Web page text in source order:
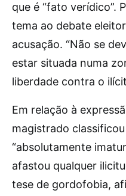
que é “fato verídico”.
tema ao debate
acusação. “Não se
estar situada numa
liberdade contra o
Em relação à
magistrado
“absolutamente
afastou qualquer
tese de gordofobia,